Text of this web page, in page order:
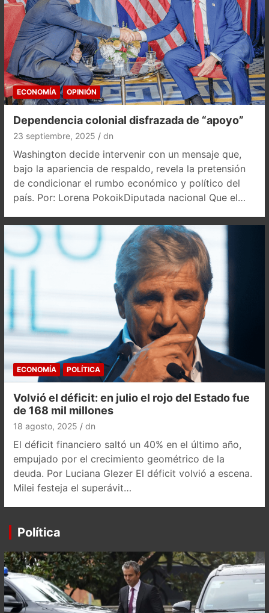
ECONOMÍA OPINIÓN
Dependencia colonial disfrazada de “apoyo”
23 septiembre, 2025 dn
Washington decide intervenir con un mensaje que,
bajo la apariencia de respaldo, revela la pretensión
de condicionar el rumbo económico y político del
país. Por: Lorena PokoikDiputada nacional Que el…
ECONOMÍA POLÍTICA
Volvió el déficit: en julio el rojo del Estado fue
de 168 mil millones
18 agosto, 2025 dn
El déficit financiero saltó un 40% en el último año,
empujado por el crecimiento geométrico de la
deuda. Por Luciana Glezer El déficit volvió a escena.
Milei festeja el superávit…
Política